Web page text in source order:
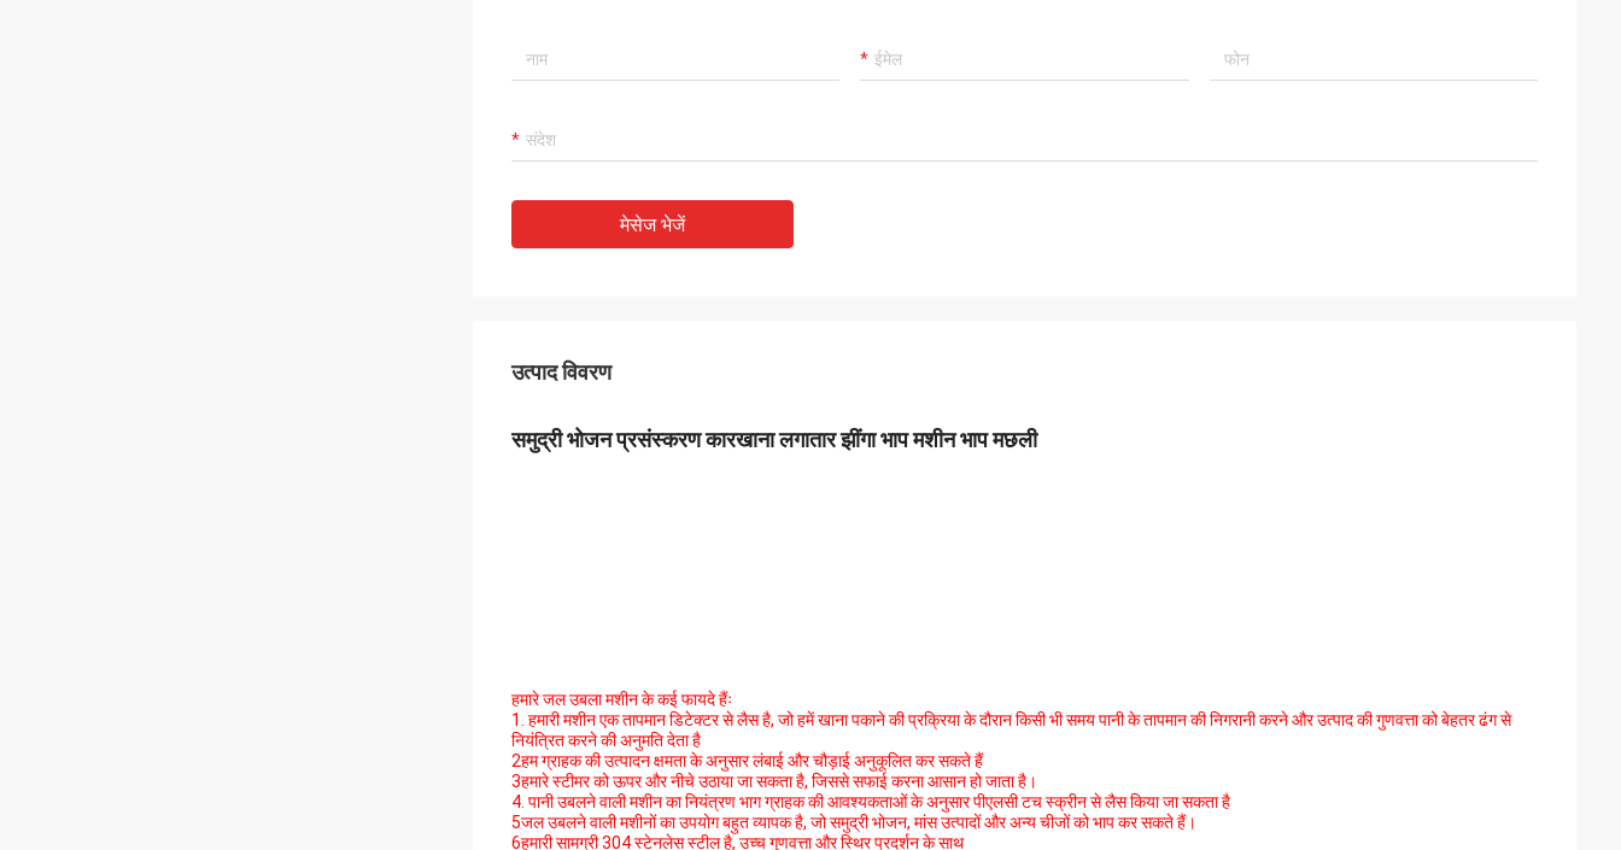
मेसेज भेजें
उत्पाद विवरण
समुद्री भोजन प्रसंस्करण कारखाना लगातार झींगा भाप मशीन भाप मछली
हमारे जल उबला मशीन के कई फायदे हैंः
1. हमारी मशीन एक तापमान डिटेक्टर से लैस है, जो हमें खाना पकाने की प्रक्रिया के दौरान किसी भी समय पानी के तापमान की निगरानी करने और उत्पाद की गुणवत्ता को बेहतर ढंग से
नियंत्रित करने की अनुमति देता है
2हम ग्राहक की उत्पादन क्षमता के अनुसार लंबाई और चौड़ाई अनुकूलित कर सकते हैं
3हमारे स्टीमर को ऊपर और नीचे उठाया जा सकता है, जिससे सफाई करना आसान हो जाता है।
4. पानी उबलने वाली मशीन का नियंत्रण भाग ग्राहक की आवश्यकताओं के अनुसार पीएलसी टच स्क्रीन से लैस किया जा सकता है
5जल उबलने वाली मशीनों का उपयोग बहुत व्यापक है, जो समुद्री भोजन, मांस उत्पादों और अन्य चीजों को भाप कर सकते हैं।
6हमारी सामग्री 304 स्टेनलेस स्टील है, उच्च गुणवत्ता और स्थिर प्रदर्शन के साथ